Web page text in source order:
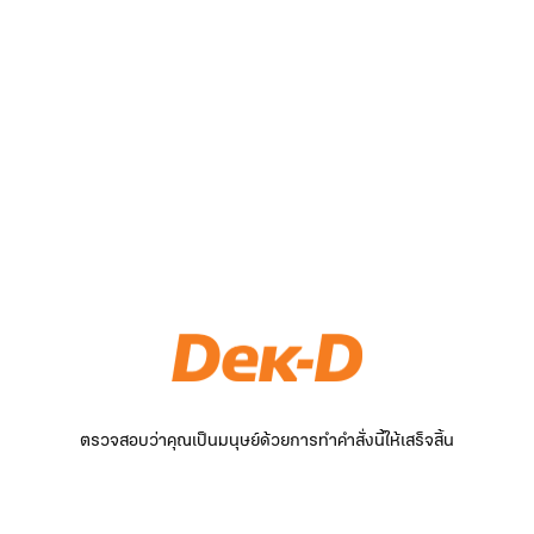
ตรวจสอบว่าคุณเป็นมนุษย์ด้วยการทำคำสั่งนี้ให้เสร็จสิ้น